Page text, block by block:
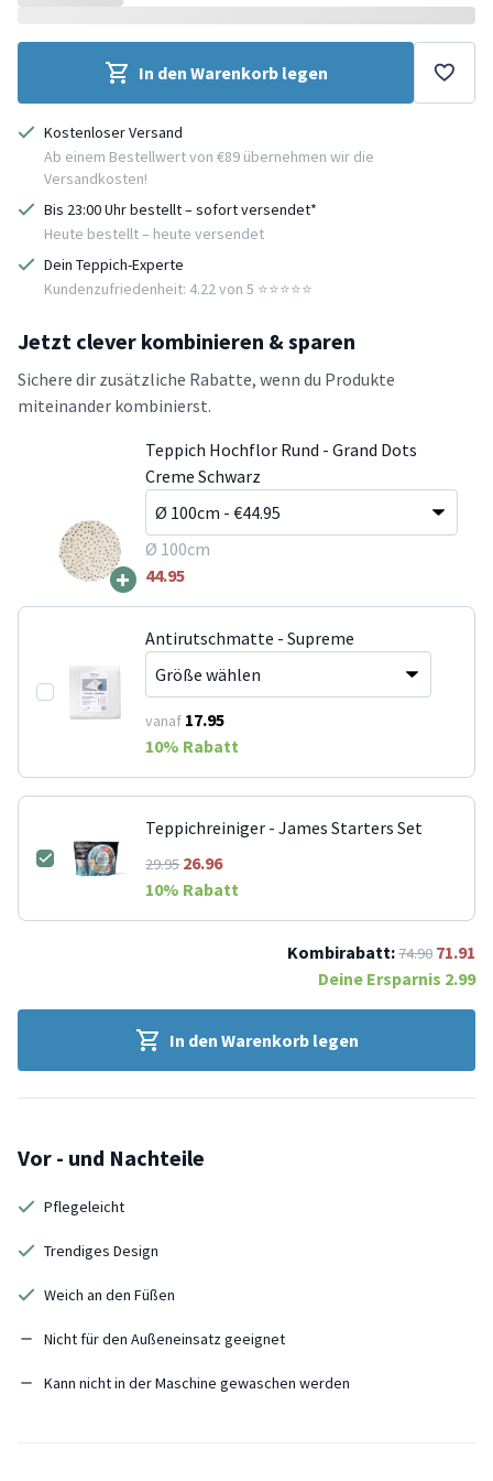
In den Warenkorb legen
Kostenloser Versand
Ab einem Bestellwert von €89 übernehmen wir die
Versandkosten!
Bis 23:00 Uhr bestellt – sofort versendet*
Heute bestellt – heute versendet
Dein Teppich-Experte
Kundenzufriedenheit: 4.22 von 5 ⭐️⭐️⭐️⭐️⭐️
Jetzt clever kombinieren & sparen
Sichere dir zusätzliche Rabatte, wenn du Produkte
miteinander kombinierst.
+
Teppich Hochflor Rund - Grand Dots
Creme Schwarz
Ø 100cm
44.95
Antirutschmatte - Supreme
vanaf 17.95
10% Rabatt
Teppichreiniger - James Starters Set
29.9526.96
10% Rabatt
Kombirabatt:74.90 71.91
Deine Ersparnis 2.99
In den Warenkorb legen
Vor - und Nachteile
Pflegeleicht
Trendiges Design
Weich an den Füßen
Nicht für den Außeneinsatz geeignet
Kann nicht in der Maschine gewaschen werden